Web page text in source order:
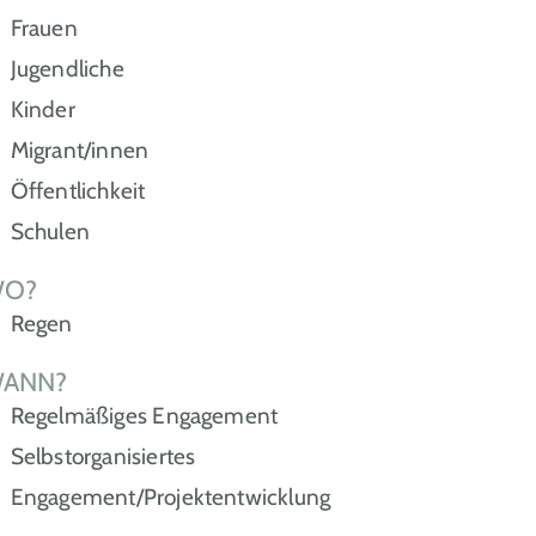
Frauen
Jugendliche
Kinder
Migrant/innen
Öffentlichkeit
Schulen
Regen
Regelmäßiges Engagement
Selbstorganisiertes
Engagement/Projektentwicklung